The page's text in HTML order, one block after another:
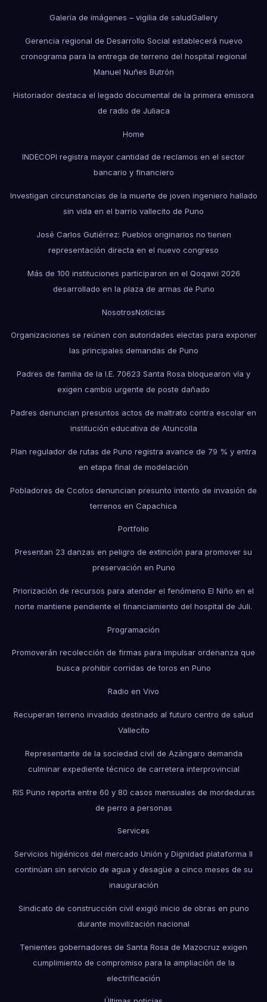
Galería de imágenes – vigilia de saludGallery
Gerencia regional de Desarrollo Social establecerá nuevo
cronograma para la entrega de terreno del hospital regional
Manuel Nuñes Butrón
Historiador destaca el legado documental de la primera emisora
de radio de Juliaca
Home
INDECOPI registra mayor cantidad de reclamos en el sector
bancario y financiero
Investigan circunstancias de la muerte de joven ingeniero hallado
sin vida en el barrio vallecito de Puno
José Carlos Gutiérrez: Pueblos originarios no tienen
representación directa en el nuevo congreso
Más de 100 instituciones participaron en el Qoqawi 2026
desarrollado en la plaza de armas de Puno
NosotrosNoticias
Organizaciones se reúnen con autoridades electas para exponer
las principales demandas de Puno
Padres de familia de la I.E. 70623 Santa Rosa bloquearon vía y
exigen cambio urgente de poste dañado
Padres denuncian presuntos actos de maltrato contra escolar en
institución educativa de Atuncolla
Plan regulador de rutas de Puno registra avance de 79 % y entra
en etapa final de modelación
Pobladores de Ccotos denuncian presunto intento de invasión de
terrenos en Capachica
Portfolio
Presentan 23 danzas en peligro de extinción para promover su
preservación en Puno
Priorización de recursos para atender el fenómeno El Niño en el
norte mantiene pendiente el financiamiento del hospital de Juli.
Programación
Promoverán recolección de firmas para impulsar ordenanza que
busca prohibir corridas de toros en Puno
Radio en Vivo
Recuperan terreno invadido destinado al futuro centro de salud
Vallecito
Representante de la sociedad civil de Azángaro demanda
culminar expediente técnico de carretera interprovincial
RIS Puno reporta entre 60 y 80 casos mensuales de mordeduras
de perro a personas
Services
Servicios higiénicos del mercado Unión y Dignidad plataforma II
continúan sin servicio de agua y desagüe a cinco meses de su
inauguración
Sindicato de construcción civil exigió inicio de obras en puno
durante movilización nacional
Tenientes gobernadores de Santa Rosa de Mazocruz exigen
cumplimiento de compromiso para la ampliación de la
electrificación